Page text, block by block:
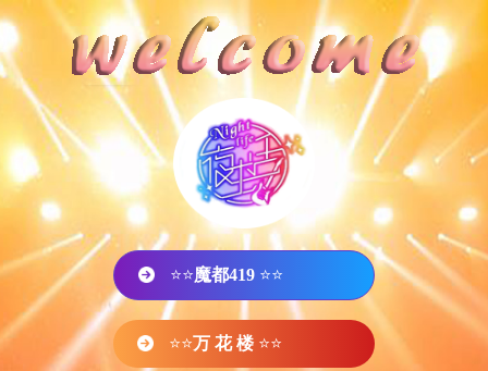
⭐⭐魔都419 ⭐⭐
⭐⭐万 花 楼 ⭐⭐